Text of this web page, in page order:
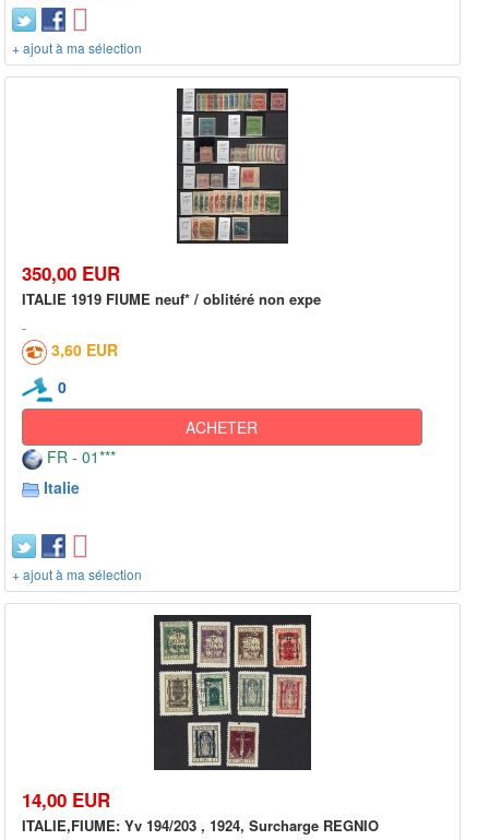
+ ajout à ma sélection
350,00 EUR
ITALIE 1919 FIUME neuf* / oblitéré non expe
3,60 EUR
0
ACHETER
FR - 01***
Italie
+ ajout à ma sélection
14,00 EUR
ITALIE,FIUME: Yv 194/203 , 1924, Surcharge REGNIO